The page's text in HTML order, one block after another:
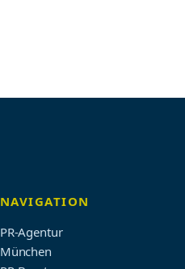
NAVIGATION
PR-Agentur
München